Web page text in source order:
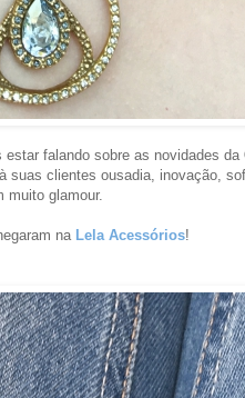
estar falando sobre as novidades da
suas clientes ousadia, inovação,
muito glamour.
na Lela Acessórios!